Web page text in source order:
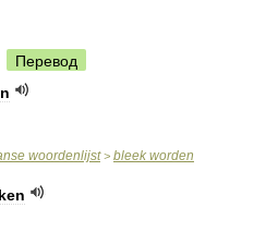
Перевод
woordenlijst> bleek worden